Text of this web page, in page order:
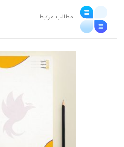
مطالب مرتبط